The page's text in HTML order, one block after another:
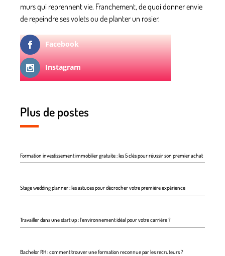
murs qui reprennent vie. Franchement, de quoi donner envie
de repeindre ses volets ou de planter un rosier.
Facebook
Instagram
Plus de postes
Formation investissement immobilier gratuite : les 5 clés pour réussir son premier achat
Stage wedding planner : les astuces pour décrocher votre première expérience
Travailler dans une start up : l’environnement idéal pour votre carrière ?
Bachelor RH : comment trouver une formation reconnue par les recruteurs ?